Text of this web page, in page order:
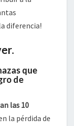
diferencia!
que
de
las 10
la pérdida de